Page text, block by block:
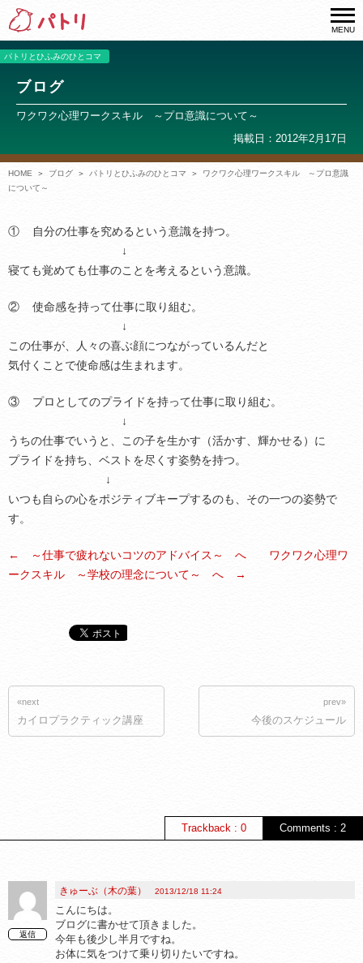
MENU
パトリとひふみのひとコマ
ブログ
ワクワク心理ワークスキル ～プロ意識について～
掲載日：2012年2月17日
HOME ブログ パトリとひふみのひとコマ
ワクワク心理ワークスキル ～プロ意識
について～
① 自分の仕事を究めるという意識を持つ。
↓
寝ても覚めても仕事のことを考えるという意識。
② 使命感を持って仕事に取り組む。
↓
この仕事が、人々の喜ぶ顔につながっているんだと
気付くことで使命感は生まれます。
③ プロとしてのプライドを持って仕事に取り組む。
↓
うちの仕事でいうと、この子を生かす（活かす、輝かせる）に
プライドを持ち、ベストを尽くす姿勢を持つ。
↓
いつも自らの心をポジティブキープするのも、その一つの姿勢で
す。
← ～仕事で疲れないコツのアドバイス～ へ
ワクワク心理ワ
ークスキル ～学校の理念について～ へ →
«next
カイロプラクティック講座
prev»
今後のスケジュール
Comments : 2
Trackback : 0
返信
きゅーぶ（木の葉） 2013/12/18 11:24
こんにちは。
ブログに書かせて頂きました。
今年も後少し半月ですね。
お体に気をつけて乗り切りたいですね。